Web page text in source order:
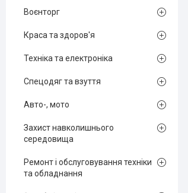
Воєнторг
Краса та здоров'я
Техніка та електроніка
Спецодяг та взуття
Авто-, мото
Захист навколишнього
середовища
Ремонт і обслуговування техніки
та обладнання